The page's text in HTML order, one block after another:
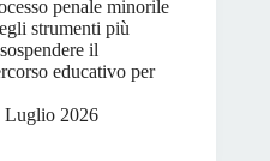
penale minorile
strumenti più
il
educativo per
Luglio 2026